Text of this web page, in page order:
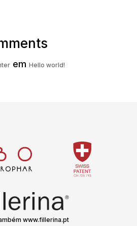
em Hello world!
www.fillerina.pt